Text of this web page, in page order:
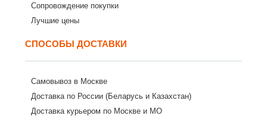
Сопровождение покупки
Лучшие цены
СПОСОБЫ ДОСТАВКИ
Самовывоз в Москве
Доставка по России (Беларусь и Казахстан)
Доставка курьером по Москве и МО